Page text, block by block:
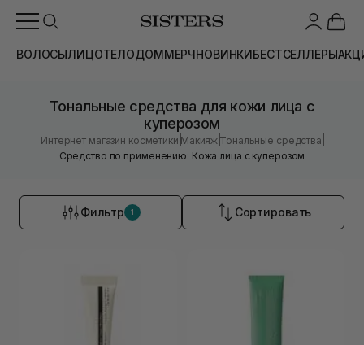
ВОЛОСЫЛИЦОТЕЛОДОММЕРЧНОВИНКИБЕСТСЕЛЛЕРЫ
Тональные средства для кожи лица с
куперозом
Интернет магазин косметики |Макияж |Тональные средства
Средство по применению: Кожа лица с куперозом
Фильтр 1 Сортировать